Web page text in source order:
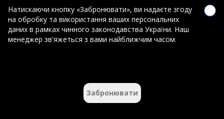
Натискаючи кнопку «Забронювати», ви надаєте згоду
на обробку та використання ваших персональних
даних в рамках чинного законодавства України. Наш
менеджер зв'яжеться з вами найближчим часом.
Забронювати